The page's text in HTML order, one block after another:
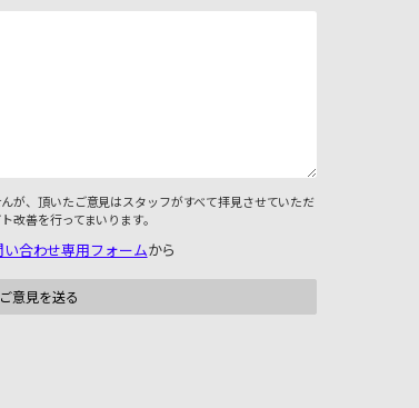
が、頂いたご意見はスタッフがすべて拝見させていただ
改善を行ってまいります。
い合わせ専用フォームから